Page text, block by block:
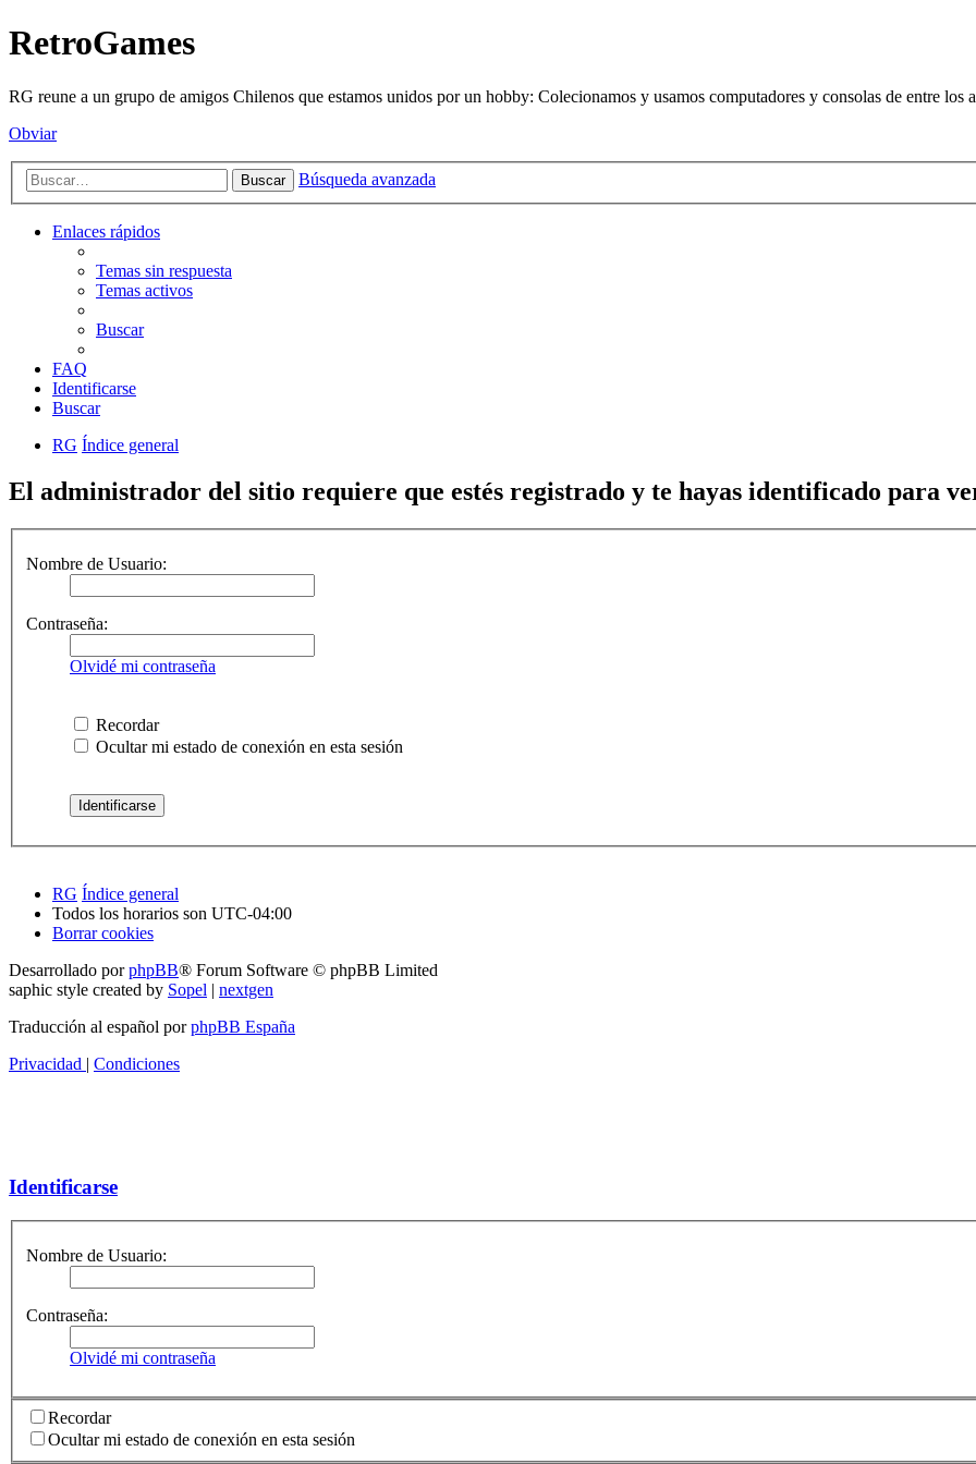
RetroGames
RG reune a un grupo de amigos Chilenos que estamos unidos por un hobby: Colecionamos y usamos computadores y consolas de entre los
Obviar
Buscar Búsqueda avanzada
Enlaces rápidos
Temas sin respuesta
Temas activos
Buscar
FAQ
Identificarse
Buscar
RG Índice general
El administrador del sitio requiere que estés registrado y te hayas identificado para
Nombre de Usuario:
Contraseña:
Olvidé mi contraseña
Recordar
Ocultar mi estado de conexión en esta sesión
RG Índice general
Todos los horarios son UTC-04:00
Borrar cookies
Desarrollado porphpBB® Forum Software © phpBB Limited
saphic style created by Sopel | nextgen
Traducción al español porphpBB España
Privacidad | Condiciones
Identificarse
Nombre de Usuario:
Contraseña:
Olvidé mi contraseña
Recordar
Ocultar mi estado de conexión en esta sesión